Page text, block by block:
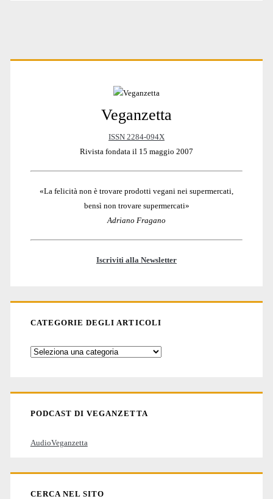
Primary
Veganzetta
ISSN 2284-094X
Rivista fondata il 15 maggio 2007
«La felicità non è trovare prodotti vegani nei supermercati,
bensì non trovare supermercati»
Adriano Fragano
Iscriviti alla Newsletter
CATEGORIE DEGLI ARTICOLI
Categorie
PODCAST DI VEGANZETTA
AudioVeganzetta
CERCA NEL SITO